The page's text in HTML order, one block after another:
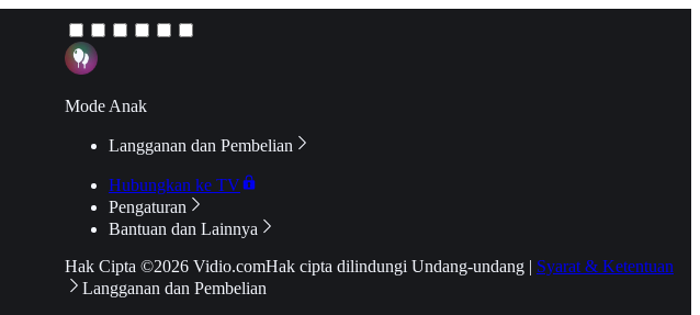
Mode Anak
Langganan dan Pembelian
Hubungkan ke TV
Pengaturan
Bantuan dan Lainnya
Hak Cipta ©2026 Vidio.comHak cipta dilindungi Undang-undang | Syarat & Ketentuan
Langganan dan Pembelian